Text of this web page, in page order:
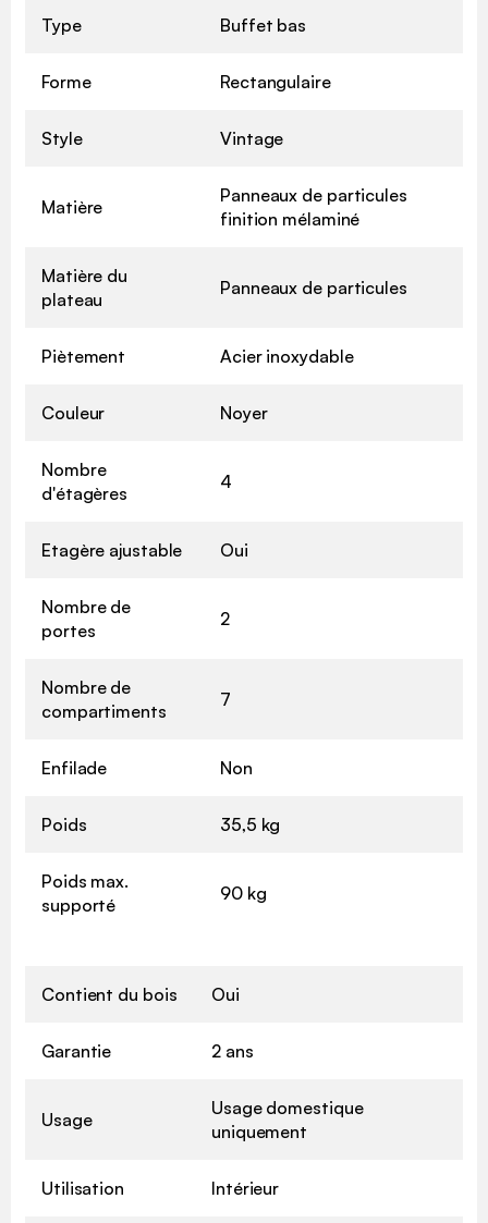
Type Buffet bas
Forme Rectangulaire
Style Vintage
Matière
Panneaux de particules
finition mélaminé
Matière du
plateau
Panneaux de particules
Piètement Acier inoxydable
Couleur Noyer
Nombre
d'étagères
4
Etagère ajustable Oui
Nombre de
portes
2
Nombre de
compartiments
7
Enfilade Non
Poids 35,5 kg
Poids max.
supporté
90 kg
Contient du bois Oui
Garantie 2 ans
Usage
Usage domestique
uniquement
Utilisation Intérieur